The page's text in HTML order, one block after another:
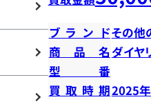
ブランドその他
商品名ダイヤ
型番
買取時期2025